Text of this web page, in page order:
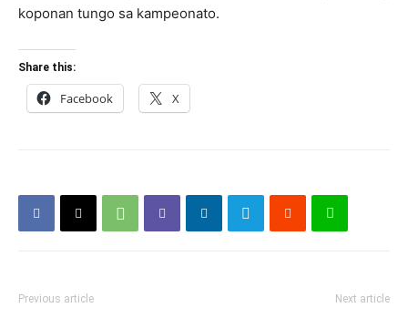
koponan tungo sa kampeonato.
Share this:
Facebook X
Previous article Next article